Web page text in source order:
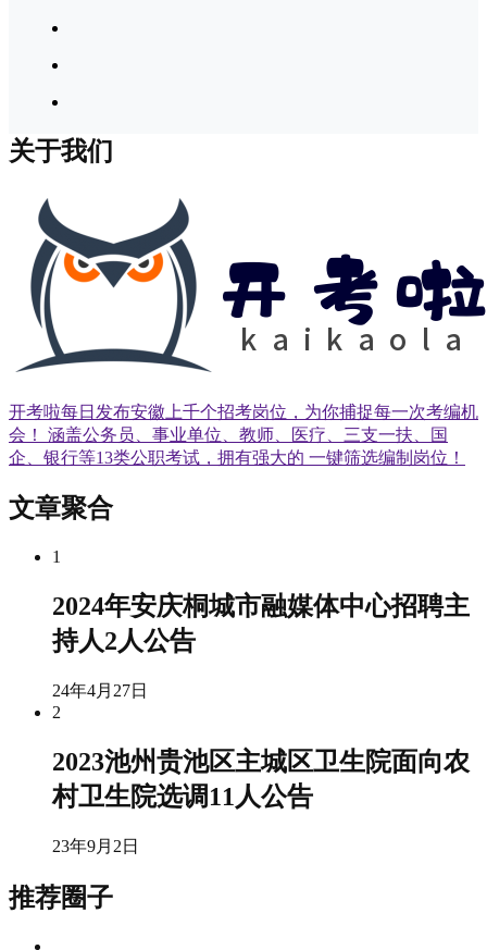
关于我们
开考啦每日发布安徽上千个招考岗位，为你捕捉每一次考编机
会！ 涵盖公务员、事业单位、教师、医疗、三支一扶、国
企、银行等13类公职考试，拥有强大的 一键筛选编制岗位！
文章聚合
1
2024年安庆桐城市融媒体中心招聘主
持人2人公告
24年4月27日
2
2023池州贵池区主城区卫生院面向农
村卫生院选调11人公告
23年9月2日
推荐圈子